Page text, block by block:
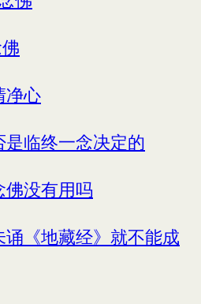
净心
是临终一念决定的
佛没有用吗
《地藏经》就不能成